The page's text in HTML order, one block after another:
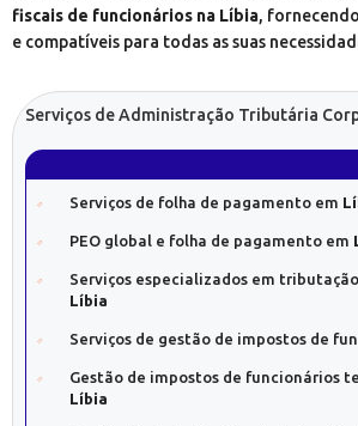
fiscais de funcionários na Líbia,
e compatíveis para todas as suas
Serviços de Administração Tributária
Serviços de folha de pagamento em
PEO global e folha de pagamento em
Serviços especializados em
Líbia
Serviços de gestão de impostos de
Gestão de impostos de funcionários
Líbia